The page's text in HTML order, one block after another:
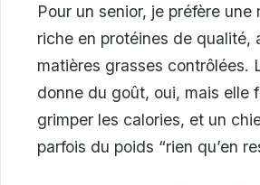
Pour un senior, je préfère
riche en protéines de qualité,
matières grasses contrôlées.
donne du goût, oui, mais elle
grimper les calories, et un
parfois du poids “rien qu’en